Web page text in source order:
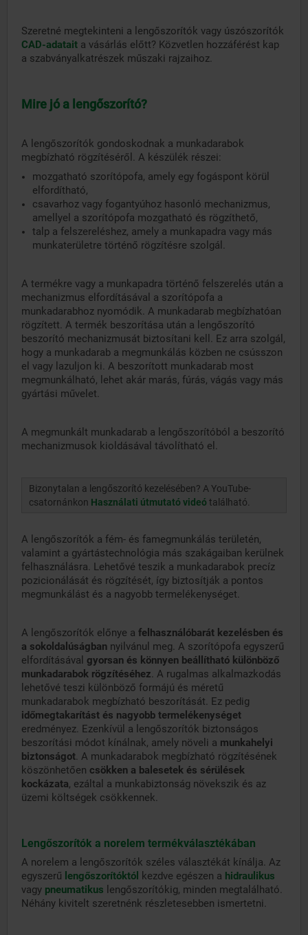
Szeretné megtekinteni a lengőszorítók vagy úszószorítók
CAD-adatait a vásárlás előtt? Közvetlen hozzáférést kap
a szabványalkatrészek műszaki rajzaihoz.
Mire jó a lengőszorító?
A lengőszorítók gondoskodnak a munkadarabok
megbízható rögzítéséről. A készülék részei:
mozgatható szorítópofa, amely egy fogáspont körül
elfordítható,
csavarhoz vagy fogantyúhoz hasonló mechanizmus,
amellyel a szorítópofa mozgatható és rögzíthető,
talp a felszereléshez, amely a munkapadra vagy más
munkaterületre történő rögzítésre szolgál.
A termékre vagy a munkapadra történő felszerelés után a
mechanizmus elfordításával a szorítópofa a
munkadarabhoz nyomódik. A munkadarab megbízhatóan
rögzített. A termék beszorítása után a lengőszorító
beszorító mechanizmusát biztosítani kell. Ez arra szolgál,
hogy a munkadarab a megmunkálás közben ne csússzon
el vagy lazuljon ki. A beszorított munkadarab most
megmunkálható, lehet akár marás, fúrás, vágás vagy más
gyártási művelet.
A megmunkált munkadarab a lengőszorítóból a beszorító
mechanizmusok kioldásával távolítható el.
Bizonytalan a lengőszorító kezelésében? A YouTube-
csatornánkon Használati útmutató videó található.
A lengőszorítók a fém- és famegmunkálás területén,
valamint a gyártástechnológia más szakágaiban kerülnek
felhasználásra. Lehetővé teszik a munkadarabok precíz
pozicionálását és rögzítését, így biztosítják a pontos
megmunkálást és a nagyobb termelékenységet.
A lengőszorítók előnye a felhasználóbarát kezelésben és
a sokoldalúságban nyilvánul meg. A szorítópofa egyszerű
elfordításával gyorsan és könnyen beállítható különböző
munkadarabok rögzítéséhez. A rugalmas alkalmazkodás
lehetővé teszi különböző formájú és méretű
munkadarabok megbízható beszorítását. Ez pedig
időmegtakarítást és nagyobb termelékenységet
eredményez. Ezenkívül a lengőszorítók biztonságos
beszorítási módot kínálnak, amely növeli a munkahelyi
biztonságot. A munkadarabok megbízható rögzítésének
köszönhetően csökken a balesetek és sérülések
kockázata, ezáltal a munkabiztonság növekszik és az
üzemi költségek csökkennek.
Lengőszorítók a norelem termékválasztékában
A norelem a lengőszorítók széles választékát kínálja. Az
egyszerű lengőszorítóktól kezdve egészen a hidraulikus
vagy pneumatikus lengőszorítókig, minden megtalálható.
Néhány kivitelt szeretnénk részletesebben ismertetni.